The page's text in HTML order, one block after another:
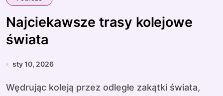
Najciekawsze trasy kolejowe
świata
sty 10, 2026
Wędrując koleją przez odległe zakątki świata,